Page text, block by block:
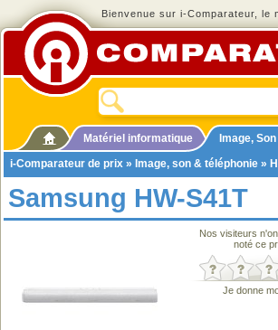
Bienvenue sur i-Comparateur, le
Matériel informatique Image,
i-Comparateur de prix » Image, son & téléphonie »
Samsung HW-S41T
Nos visiteurs
noté ce
Je donne